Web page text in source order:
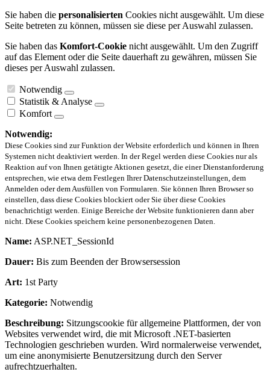
Sie haben die personalisierten Cookies nicht ausgewählt. Um diese
Seite betreten zu können, müssen sie diese per Auswahl zulassen.
Sie haben das Komfort-Cookie nicht ausgewählt. Um den Zugriff
auf das Element oder die Seite dauerhaft zu gewähren, müssen Sie
dieses per Auswahl zulassen.
Notwendig
Statistik & Analyse
Komfort
Notwendig:
Diese Cookies sind zur Funktion der Website erforderlich und können in Ihren
Systemen nicht deaktiviert werden. In der Regel werden diese Cookies nur als
Reaktion auf von Ihnen getätigte Aktionen gesetzt, die einer Dienstanforderung
entsprechen, wie etwa dem Festlegen Ihrer Datenschutzeinstellungen, dem
Anmelden oder dem Ausfüllen von Formularen. Sie können Ihren Browser so
einstellen, dass diese Cookies blockiert oder Sie über diese Cookies
benachrichtigt werden. Einige Bereiche der Website funktionieren dann aber
nicht. Diese Cookies speichern keine personenbezogenen Daten.
Name: ASP.NET_SessionId
Dauer: Bis zum Beenden der Browsersession
Art: 1st Party
Kategorie: Notwendig
Beschreibung: Sitzungscookie für allgemeine Plattformen, der von
Websites verwendet wird, die mit Microsoft .NET-basierten
Technologien geschrieben wurden. Wird normalerweise verwendet,
um eine anonymisierte Benutzersitzung durch den Server
aufrechtzuerhalten.